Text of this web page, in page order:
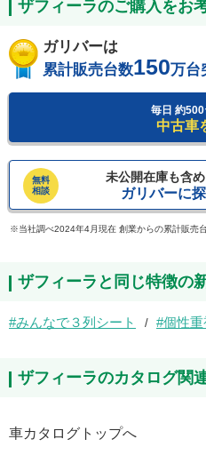
ザフィーラのご購入をお
ガリバーは
累計販売台数150万台
毎日 約500
中古車
無料
相談
未公開在庫も含
ガリバーに
当社調べ2024年4月現在 創業からの累計販売
ザフィーラと同じ特徴の
みんなで３列シート 個性重
ザフィーラのカタログ関
車カタログトップへ